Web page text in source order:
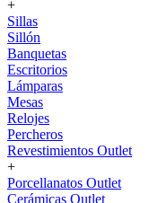
+
Sillas
Sillón
Banquetas
Escritorios
Lámparas
Mesas
Relojes
Percheros
Revestimientos Outlet
+
Porcellanatos Outlet
Cerámicas Outlet